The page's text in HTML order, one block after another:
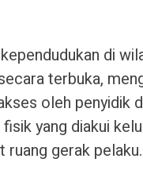
di
terbuka,
oleh penyidik
yang diakui
gerak pelaku.